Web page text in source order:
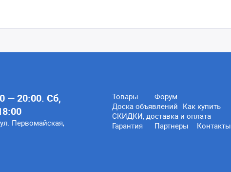
— 20:00. Сб,
ул. Первомайская,
Товары
Форум
Доска объявлений Как купить
СКИДКИ, доставка и оплата
Гарантия
Партнеры Контакты